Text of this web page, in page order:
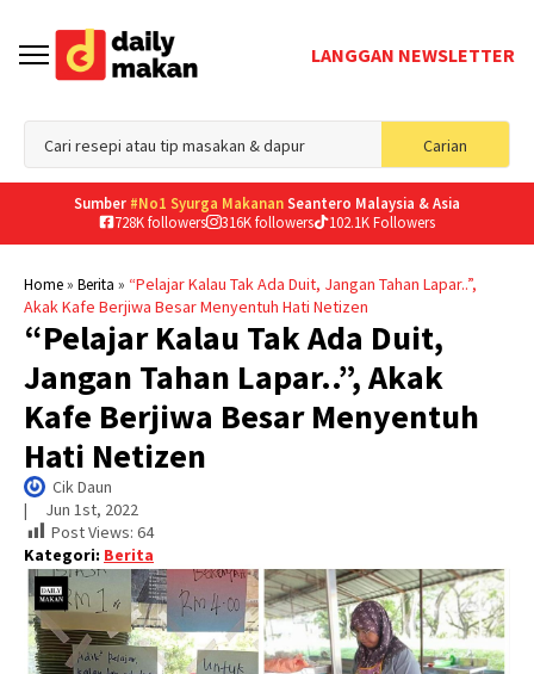
LANGGAN NEWSLETTER
Carian
for:
Sumber #No1 Syurga MakananSeantero Malaysia & Asia
728K followers
316K followers 102.1K Followers
Home» Berita » “Pelajar Kalau Tak Ada Duit, Jangan Tahan Lapar..”,
Akak Kafe Berjiwa Besar Menyentuh Hati Netizen
“Pelajar Kalau Tak Ada Duit,
Jangan Tahan Lapar..”, Akak
Kafe Berjiwa Besar Menyentuh
Hati Netizen
Cik Daun
| Jun 1st, 2022
Post Views: 64
Kategori: Berita